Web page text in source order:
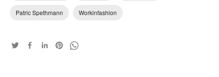
Patric Spethmann Workinfashion